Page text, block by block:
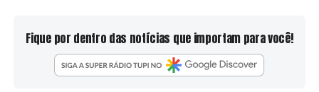
Fique por dentro das notícias que importam para você!